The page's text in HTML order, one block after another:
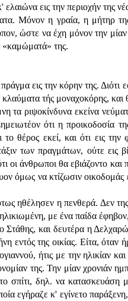
εις την περιοχήν της
Μόνον η γραία, η μήτηρ
ώστε να έχη μόνον την
«καμώματά» της.
εις την κόρην της.
κλαύματα τής μοναχοκόρης,
ριψοκίνδυνα εκείνα
ότι η προικοδοσία
το θέρος εκεί, και ότι
των πραγμάτων, ούτε
οι άνθρωποι θα
όμως να κτίζωσιν
ηθέλησεν η πενθερά. Δεν
με ένα παίδα
ο Στάθης, και δευτέρα η
εντός της οικίας. Είτα,
ήτις με την ηλικίαν
της. Την μίαν
σπίτι, δηλ. να
εγήραζε κ' εγίνετο